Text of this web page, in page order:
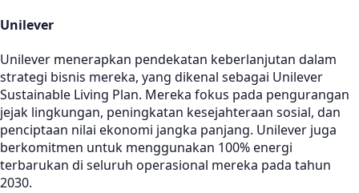
Unilever
Unilever menerapkan pendekatan keberlanjutan dalam
strategi bisnis mereka, yang dikenal sebagai Unilever
Sustainable Living Plan. Mereka fokus pada pengurangan
jejak lingkungan, peningkatan kesejahteraan sosial, dan
penciptaan nilai ekonomi jangka panjang. Unilever juga
berkomitmen untuk menggunakan 100% energi
terbarukan di seluruh operasional mereka pada tahun
2030.